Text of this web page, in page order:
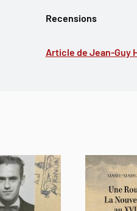
Recensions
Article de Jean-Guy